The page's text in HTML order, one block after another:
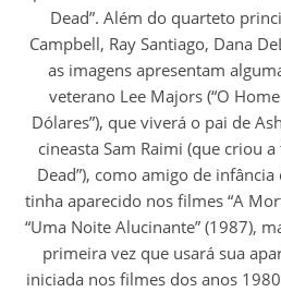
Dead”. Além do quarteto
Campbell, Ray Santiago, Dana
as imagens apresentam
veterano Lee Majors (“O
Dólares”), que viverá o pai de
cineasta Sam Raimi (que criou
Dead”), como amigo de
tinha aparecido nos filmes “A
“Uma Noite Alucinante” (1987),
primeira vez que usará sua
iniciada nos filmes dos anos